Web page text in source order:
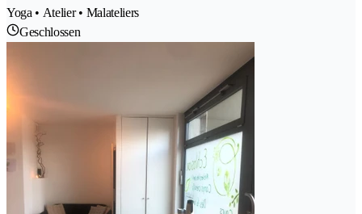
Yoga • Atelier • Malateliers
Geschlossen